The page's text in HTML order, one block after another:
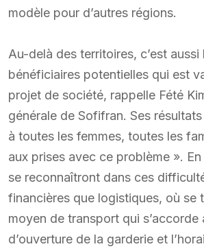
modèle pour d’autres régions.
Au-delà des territoires, c’est
bénéficiaires potentielles qui est
projet de société, rappelle Fété
générale de Sofifran. Ses
à toutes les femmes, toutes les
aux prises avec ce problème ».
se reconnaîtront dans ces
financières que logistiques, où se
moyen de transport qui s’accorde
d’ouverture de la garderie et